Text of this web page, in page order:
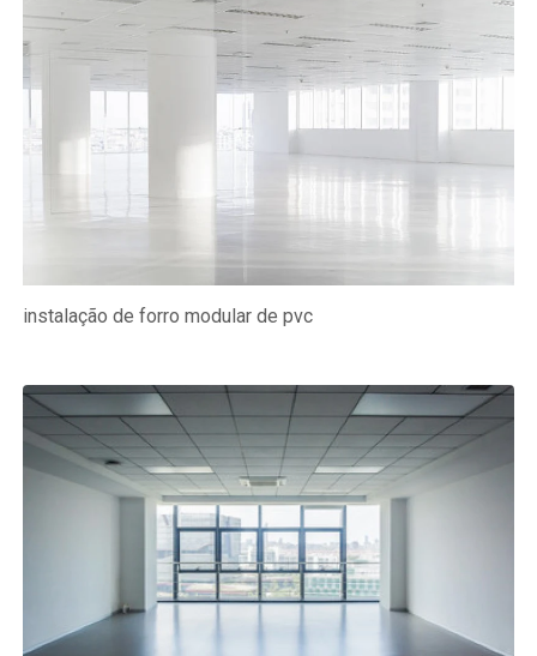
instalação de forro modular de pvc